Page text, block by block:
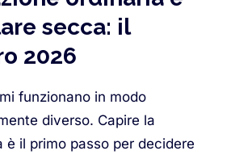
secca: il
2026
funzionano in modo
diverso. Capire la
è il primo passo per decidere